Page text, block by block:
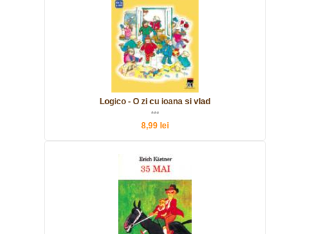
Logico - O zi cu ioana si vlad
***
8,99 lei